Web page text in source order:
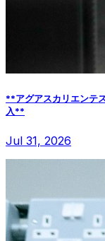
**アグアスカリエンテ
入**
Jul 31, 2026